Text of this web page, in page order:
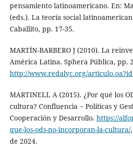
pensamiento latinoamericano. En:
(eds.). La teoría social
Caballito, pp. 17-35.
MARTÍN-BARBERO J (2010). La
América Latina. Sphera Pública, pp.
http://www.redalyc.org/
MARTINELL A (2015). ¿Por qué los
cultura? Confluencia − Políticas y
Cooperación y Desarrollo. https://
que-los-ods-no-incorporan-la-cultura/
de 2024.